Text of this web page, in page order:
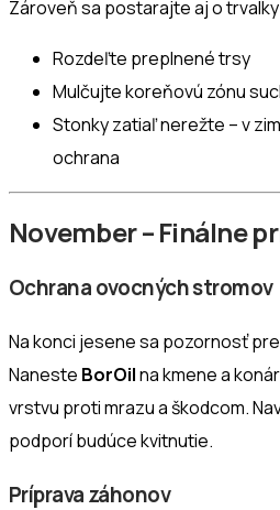
Zároveň sa postarajte aj o
Rozdeľte preplnené trsy
Mulčujte koreňovú zónu
Stonky zatiaľ nerežte – v
ochrana
November – Finálne
Ochrana ovocných stromov
Na konci jesene sa pozornosť
Naneste BorOilna kmene a
vrstvu proti mrazu a škodcom.
podporí budúce kvitnutie.
Príprava záhonov